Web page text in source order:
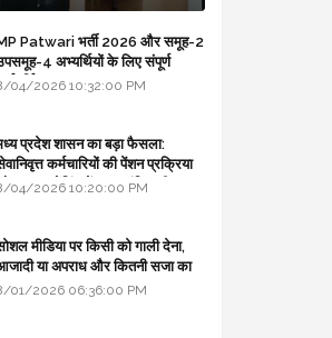
Patwari भर्ती 2026 और समूह-2
4 अभ्यर्थियों के लिए संपूर्ण
04/2026 10:32:00 PM
प्रदेश शासन का बड़ा फैसला:
कर्मचारियों की पेंशन प्रक्रिया
बजट कोडिंग में हुए क्रांतिकारी
04/2026 10:20:00 PM
मीडिया पर किसी को गाली देना,
या अपराध और कितनी सजा का
- free legal advice
01/2026 06:36:00 PM